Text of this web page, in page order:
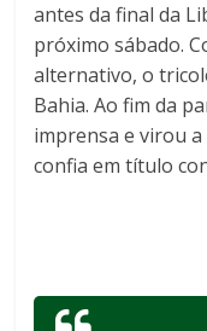
antes da final da
próximo sábado.
alternativo, o
Bahia. Ao fim da
imprensa e virou a
confia em título